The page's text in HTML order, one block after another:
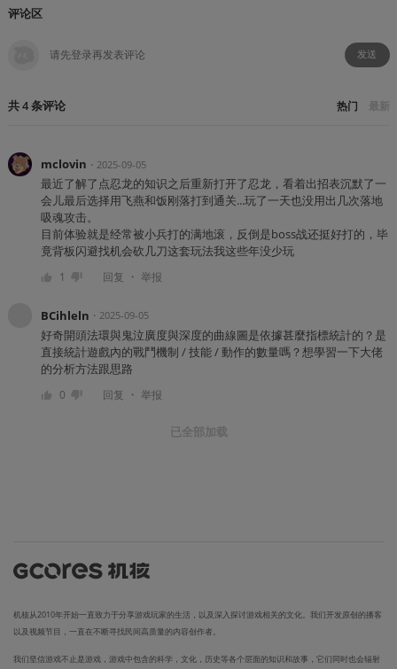
评论区
发送
共4条评论 热门 最新
mclovin ・ 2025-09-05
最近了解了点忍龙的知识之后重新打开了忍龙，看着出招表沉默了一
会儿最后选择用飞燕和饭刚落打到通关...玩了一天也没用出几次落地
吸魂攻击。
目前体验就是经常被小兵打的满地滚，反倒是boss战还挺好打的，毕
竟背板闪避找机会砍几刀这套玩法我这些年没少玩
1 回复 ・ 举报
BCihleln ・ 2025-09-05
好奇開頭法環與鬼泣廣度與深度的曲線圖是依據甚麼指標統計的？是
直接統計遊戲內的戰鬥機制 / 技能 / 動作的數量嗎？想學習一下大佬
的分析方法跟思路
0 回复 ・ 举报
已全部加载
机核从2010年开始一直致力于分享游戏玩家的生活，以及深入探讨游戏相关的文化。我们开发原创的播客
以及视频节目，一直在不断寻找民间高质量的内容创作者。
我们坚信游戏不止是游戏，游戏中包含的科学，文化，历史等各个层面的知识和故事，它们同时也会辐射